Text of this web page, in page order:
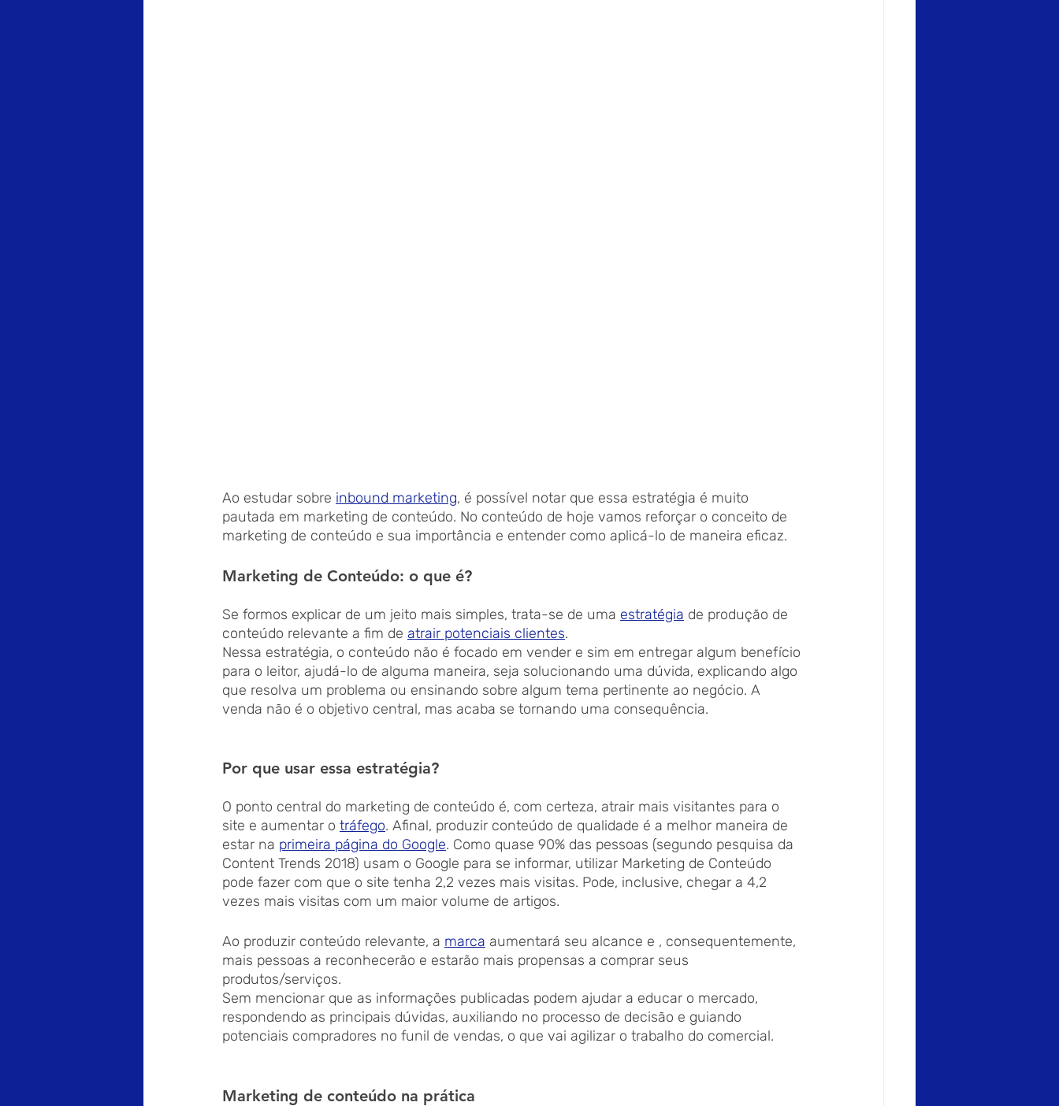
Ao estudar sobre inbound marketing, é possível notar que essa estratégia é muito
pautada em marketing de conteúdo. No conteúdo de hoje vamos reforçar o conceito de
marketing de conteúdo e sua importância e entender como aplicá-lo de maneira eficaz.
Marketing de Conteúdo: o que é?
Se formos explicar de um jeito mais simples, trata-se de uma estratégia de produção de
conteúdo relevante a fim de atrair potenciais clientes.
Nessa estratégia, o conteúdo não é focado em vender e sim em entregar algum benefício
para o leitor, ajudá-lo de alguma maneira, seja solucionando uma dúvida, explicando algo
que resolva um problema ou ensinando sobre algum tema pertinente ao negócio. A
venda não é o objetivo central, mas acaba se tornando uma consequência.
Por que usar essa estratégia?
O ponto central do marketing de conteúdo é, com certeza, atrair mais visitantes para o
site e aumentar o tráfego. Afinal, produzir conteúdo de qualidade é a melhor maneira de
estar na primeira página do Google. Como quase 90% das pessoas (segundo pesquisa da
Content Trends 2018) usam o Google para se informar, utilizar Marketing de Conteúdo
pode fazer com que o site tenha 2,2 vezes mais visitas. Pode, inclusive, chegar a 4,2
vezes mais visitas com um maior volume de artigos.
Ao produzir conteúdo relevante, a marca aumentará seu alcance e , consequentemente,
mais pessoas a reconhecerão e estarão mais propensas a comprar seus
produtos/serviços.
Sem mencionar que as informações publicadas podem ajudar a educar o mercado,
respondendo as principais dúvidas, auxiliando no processo de decisão e guiando
potenciais compradores no funil de vendas, o que vai agilizar o trabalho do comercial.
Marketing de conteúdo na prática